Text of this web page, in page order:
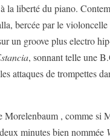
la liberté du piano.
bercée par le violoncelle
un groove plus electro
, sonnant telle une
attaques de trompettes
Morelenbaum , comme si
minutes bien nommée